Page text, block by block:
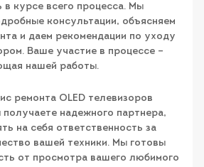
в курсе всего процесса. Мы
консультации, объясняем
и даем рекомендации по уходу
Ваше участие в процессе –
нашей работы.
ремонта OLED телевизоров
надежного партнера,
на себя ответственность за
вашей техники. Мы готовы
от просмотра вашего любимого